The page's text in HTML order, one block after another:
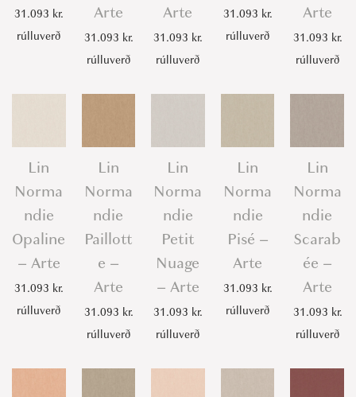
31.093 kr.
rúlluverð
Arte
31.093 kr.
rúlluverð
Arte
31.093 kr.
rúlluverð
31.093 kr.
rúlluverð
Arte
31.093 kr.
rúlluverð
Lin
Norma
ndie
Opaline
– Arte
31.093 kr.
rúlluverð
Lin
Norma
ndie
Paillott
e –
Arte
31.093 kr.
rúlluverð
Lin
Norma
ndie
Petit
Nuage
– Arte
31.093 kr.
rúlluverð
Lin
Norma
ndie
Pisé –
Arte
31.093 kr.
rúlluverð
Lin
Norma
ndie
Scarab
ée –
Arte
31.093 kr.
rúlluverð